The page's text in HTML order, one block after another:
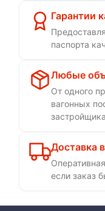
Гарантии
паспорта
Любые
От одного
вагонных
Доставка
если заказ